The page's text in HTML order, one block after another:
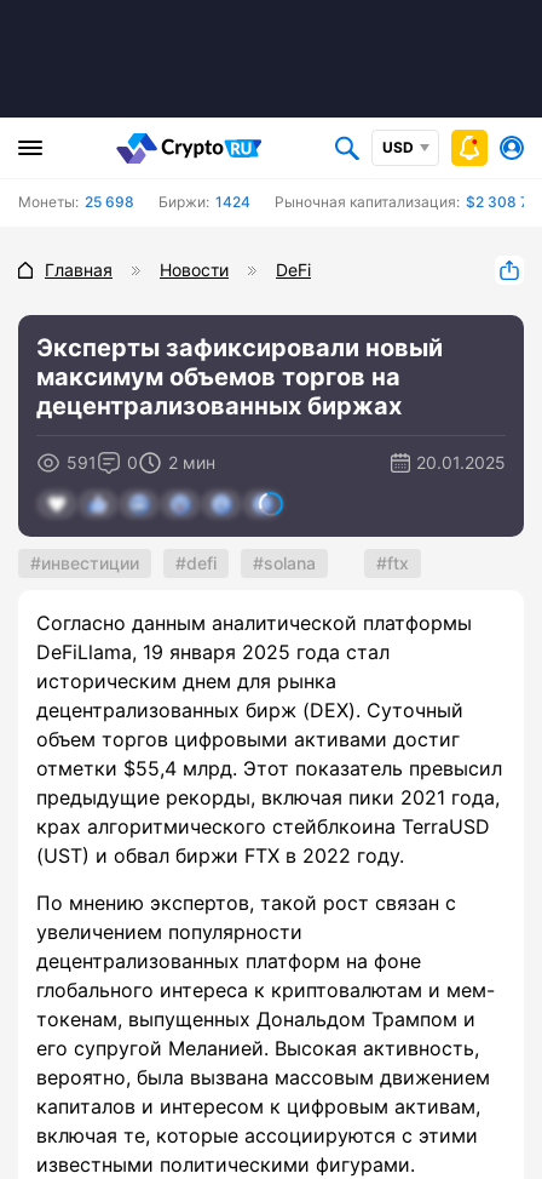
USD
Монеты: 25 698 Биржи: 1424 Рыночная капитализация: $2 308
Главная Новости DeFi
Эксперты зафиксировали новый
максимум объемов торгов на
децентрализованных биржах
591 0 2 мин 20.01.2025
инвестиции defi solana ftx
Согласно данным аналитической платформы
DeFiLlama, 19 января 2025 года стал
историческим днем для рынка
децентрализованных бирж (DEX). Суточный
объем торгов цифровыми активами достиг
отметки $55,4 млрд. Этот показатель превысил
предыдущие рекорды, включая пики 2021 года,
крах алгоритмического стейблкоина TerraUSD
(UST) и обвал биржи FTX в 2022 году.
По мнению экспертов, такой рост связан с
увеличением популярности
децентрализованных платформ на фоне
глобального интереса к криптовалютам и мем-
токенам, выпущенных Дональдом Трампом и
его супругой Меланией. Высокая активность,
вероятно, была вызвана массовым движением
капиталов и интересом к цифровым активам,
включая те, которые ассоциируются с этими
известными политическими фигурами.